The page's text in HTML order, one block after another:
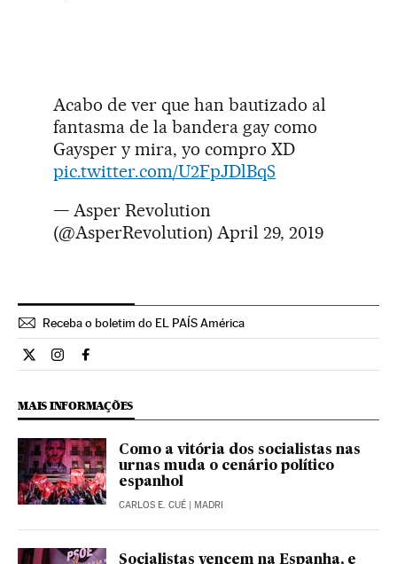
Acabo de ver que han bautizado al
fantasma de la bandera gay como
Gaysper y mira, yo compro XD
pic.twitter.com/U2FpJDlBqS
— Asper Revolution
(@AsperRevolution) April 29, 2019
Receba o boletim do EL PAÍS América
Internacional El País Brasil en Twitter
Internacional El País Brasil en Instagram
Internacional El País Brasil en Facebook
MAIS INFORMAÇÕES
Como a vitória dos socialistas nas
urnas muda o cenário político
espanhol
CARLOS E. CUÉ | MADRI
Socialistas vencem na Espanha, e